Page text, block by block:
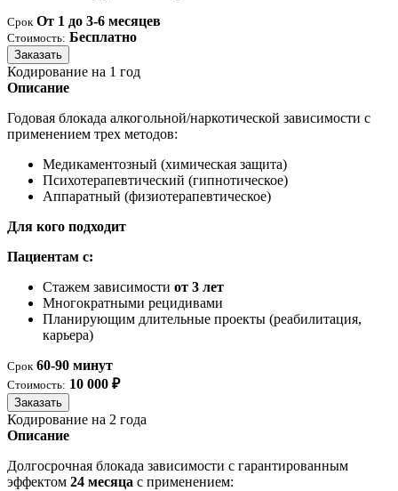
Срок От 1 до 3-6 месяцев
Стоимость: Бесплатно
Заказать
Кодирование на 1 год
Описание
Годовая блокада алкогольной/наркотической зависимости с
применением трех методов:
Медикаментозный (химическая защита)
Психотерапевтический (гипнотическое)
Аппаратный (физиотерапевтическое)
Для кого подходит
Пациентам с:
Стажем зависимости от 3 лет
Многократными рецидивами
Планирующим длительные проекты (реабилитация,
карьера)
Срок 60-90 минут
Стоимость: 10 000 ₽
Заказать
Кодирование на 2 года
Описание
Долгосрочная блокада зависимости с гарантированным
эффектом 24 месяца с применением: